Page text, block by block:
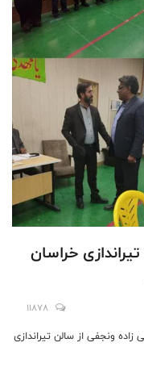
خراسان
11878
ونجفی از سالن تیراندازی